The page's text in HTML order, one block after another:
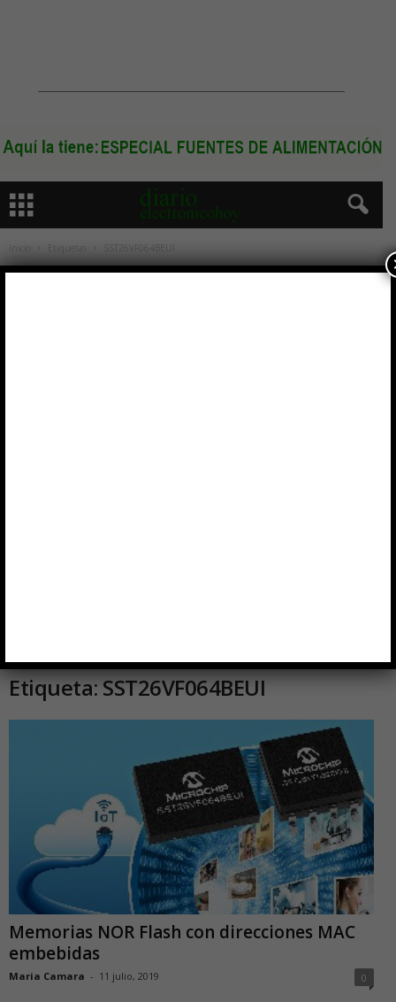
Inicio Etiquetas SST26VF064BEUI
Etiqueta: SST26VF064BEUI
Memorias NOR Flash con direcciones MAC
embebidas
Maria Camara - 11 julio, 2019 0